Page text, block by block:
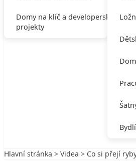
Domy na klíč a developerské
projekty
Hlavní stránka > Videa > Co si přejí